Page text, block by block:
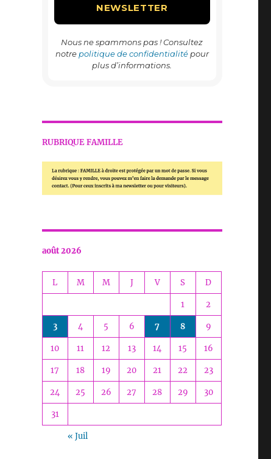
Nous ne spammons pas ! Consultez
notre politique de confidentialitépour
plus d’informations.
RUBRIQUE FAMILLE
août 2026
L M M J V S D
1 2
3 4 5 6 7 8 9
10 11 12 13 14 15 16
17 18 19 20 21 22 23
24 25 26 27 28 29 30
31
« Juil